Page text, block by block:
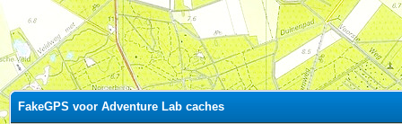
waardering is 2.81
FakeGPS voor Adventure Lab caches